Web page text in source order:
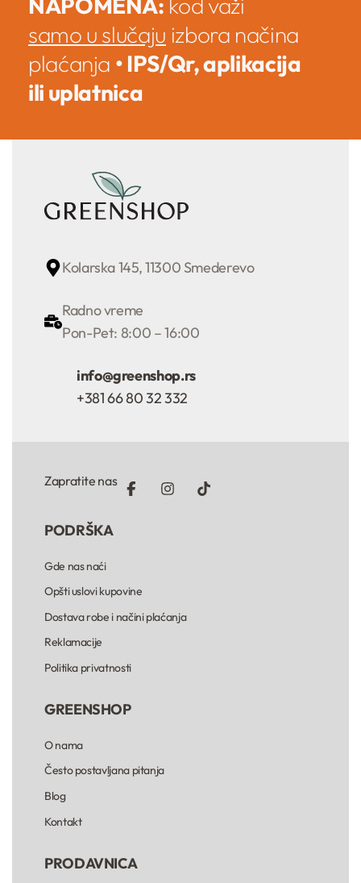
samo u slučaju izbora načina
plaćanja • IPS/Qr, aplikacija
ili uplatnica
Kolarska 145, 11300 Smederevo
Radno vreme
Pon-Pet: 8:00 – 16:00
info@greenshop.rs
+381 66 80 32 332
Zapratite nas
PODRŠKA
Gde nas naći
Opšti uslovi kupovine
Dostava robe i načini plaćanja
Reklamacije
Politika privatnosti
GREENSHOP
O nama
Često postavljana pitanja
Blog
Kontakt
PRODAVNICA